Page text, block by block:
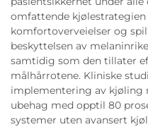
omfattende
komfortoverveielser og
beskyttelsen av
samtidig som den tillater
målhårrotene. Kliniske
implementering av kjøling
ubehag med opptil 80
systemer uten avansert